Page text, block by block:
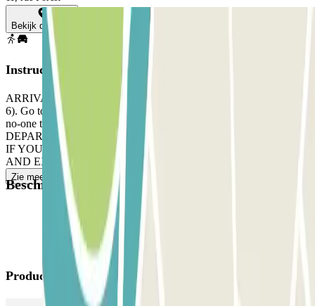
Bekijk de kaart
Instructies
ARRIVAL: Take a ticket. Park in any free space (levels 2, 3, 4, 5 or
6). Go to the office with your reservation and the ticket. If there is
no-one there, ring the intercom.
DEPARTURE: Use the card/device the staff gave you.
IF YOUR BOOKING ALLOWS UNLIMITED ENTRANCE
AND EXIT: Use the multipass card/device the staff gave you.
Zie meer
Beschikbare producten
Producten van Parclick